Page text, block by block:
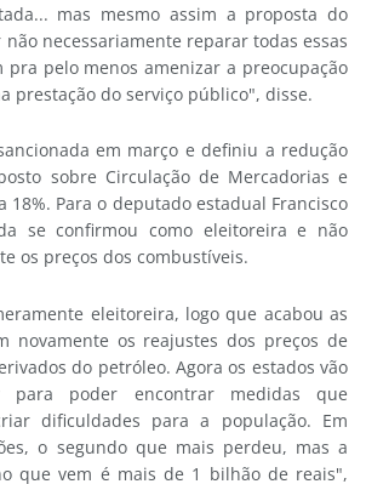
mas mesmo assim a proposta do
necessariamente reparar todas essas
pra pelo menos amenizar a preocupação
prestação do serviço público", disse.
em março e definiu a redução
sobre Circulação de Mercadorias e
18%. Para o deputado estadual Francisco
se confirmou como eleitoreira e não
os preços dos combustíveis.
eleitoreira, logo que acabou as
novamente os reajustes dos preços de
do petróleo. Agora os estados vão
poder encontrar medidas que
dificuldades para a população. Em
o segundo que mais perdeu, mas a
que vem é mais de 1 bilhão de reais",